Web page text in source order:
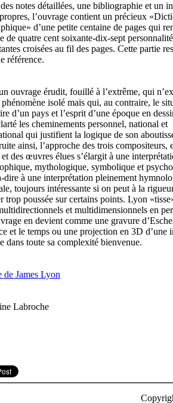
notes détaillées, une bibliographie et un
l’ouvrage contient un précieux
d’une petite centaine de pages qui
de quatre cent soixante-dix-sept
croisées au fil des pages. Cette partie
référence.
ouvrage érudit, fouillé à l’extrême, qui
isolé mais qui, au contraire, le
d’un pays et l’esprit d’une époque en
les cheminements personnel, national et
qui justifient la logique de son
ainsi, l’approche des trois compositeurs,
des œuvres élues s’élargit à une
mythologique, symbolique et
dire à une interprétation pleinement
toujours intéressante si on peut à la
trop poussée sur certains points. Lyon
et multidimensionnels en
en devient comme une gravure
et le temps ou une projection en 3D d’une
dans toute sa complexité bienvenue.
de James Lyon
Labroche